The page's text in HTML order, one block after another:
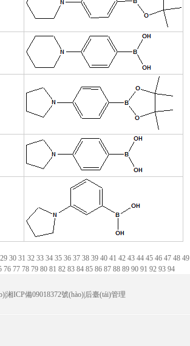
29 30 31 32 33 34 35 36 37 38 39 40 41 42 43 44 45 46 47 48 49
76 77 78 79 80 81 82 83 84 85 86 87 88 89 90 91 92 93 94
湘ICP備09018372號(hào)后臺(tái)管理